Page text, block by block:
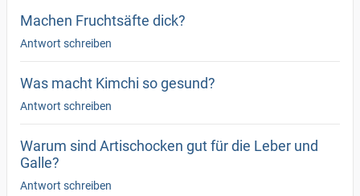
Machen Fruchtsäfte dick?
Antwort schreiben
Was macht Kimchi so gesund?
Antwort schreiben
Warum sind Artischocken gut für die Leber und
Galle?
Antwort schreiben